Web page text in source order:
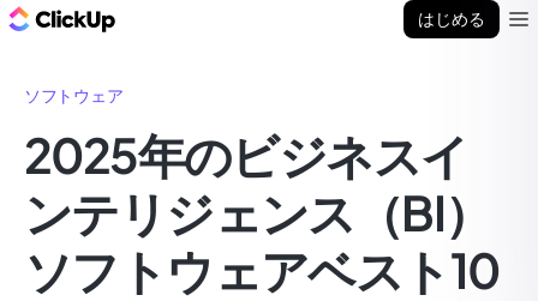
はじめる
ソフトウェア
2025年のビジネスイ
ンテリジェンス（BI）
ソフトウェアベスト10